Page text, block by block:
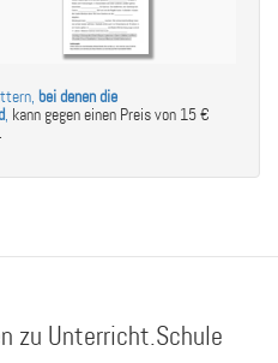
bei denen die
, kann gegen einen Preis von 15 €
zu Unterricht.Schule